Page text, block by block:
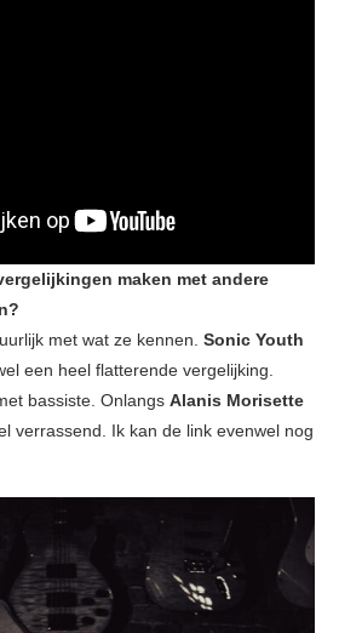
maken met andere
met wat ze kennen. Sonic Youth
een heel flatterende vergelijking.
bassiste. Onlangs Alanis Morisette
verrassend. Ik kan de link evenwel nog